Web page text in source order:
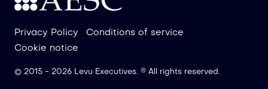
Privacy Policy
Conditions of service
Cookie notice
© 2015 - 2026 Levu Executives. ® All rights reserved.